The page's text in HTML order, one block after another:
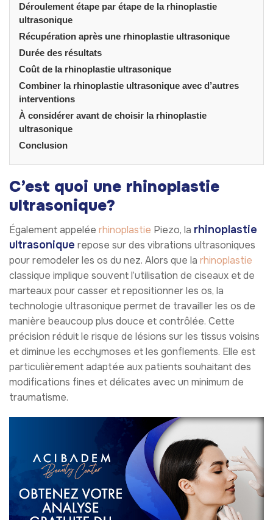
Déroulement étape par étape de la rhinoplastie
ultrasonique
Récupération après une rhinoplastie ultrasonique
Durée des résultats
Coût de la rhinoplastie ultrasonique
Combiner la rhinoplastie ultrasonique avec d’autres
interventions
À considérer avant de choisir la rhinoplastie
ultrasonique
Conclusion
C’est quoi une rhinoplastie
ultrasonique?
Également appelée rhinoplastie Piezo, la rhinoplastie
ultrasonique repose sur des vibrations ultrasoniques
pour remodeler les os du nez. Alors que la rhinoplastie
classique implique souvent l’utilisation de ciseaux et de
marteaux pour casser et repositionner les os, la
technologie ultrasonique permet de travailler les os de
manière beaucoup plus douce et contrôlée. Cette
précision réduit le risque de lésions sur les tissus voisins
et diminue les ecchymoses et les gonflements. Elle est
particulièrement adaptée aux patients souhaitant des
modifications fines et délicates avec un minimum de
traumatisme.